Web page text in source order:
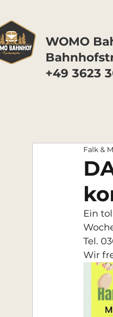
WOMO
+49 3623
Falk &
Ein
Tel.
Wir